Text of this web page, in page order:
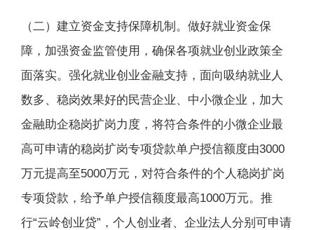
（二）建立资金支持保障机制。做好就业资金保
障，加强资金监管使用，确保各项就业创业政策全
面落实。强化就业创业金融支持，面向吸纳就业人
数多、稳岗效果好的民营企业、中小微企业，加大
金融助企稳岗扩岗力度，将符合条件的小微企业最
高可申请的稳岗扩岗专项贷款单户授信额度由3000
万元提高至5000万元，对符合条件的个人稳岗扩岗
专项贷款，给予单户授信额度最高1000万元。推
行“云岭创业贷”，个人创业者、企业法人分别可申请